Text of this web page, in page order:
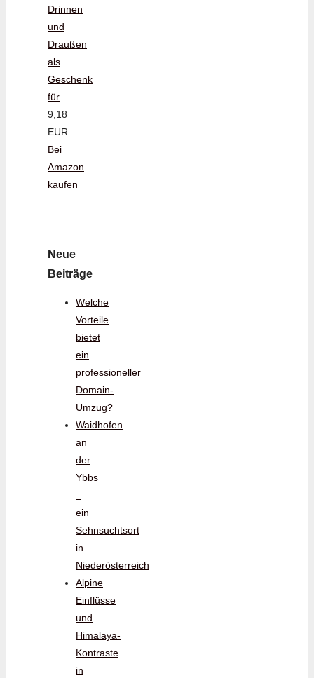
Drinnen
und
Draußen
als
Geschenk
für
9,18
EUR
Bei
Amazon
kaufen
Neue
Beiträge
Welche
Vorteile
bietet
ein
professioneller
Domain-
Umzug?
Waidhofen
an
der
Ybbs
–
ein
Sehnsuchtsort
in
Niederösterreich
Alpine
Einflüsse
und
Himalaya-
Kontraste
in